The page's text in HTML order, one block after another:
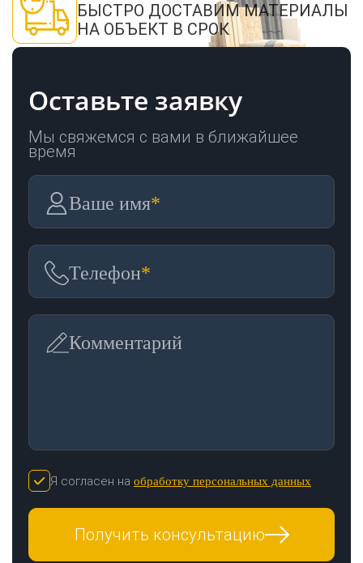
БЫСТРО ДОСТАВИМ МАТЕРИАЛЫ
НА ОБЪЕКТ В СРОК
Оставьте заявку
Мы свяжемся с вами в ближайшее
время
Ваше имя*
Телефон*
Комментарий
Я согласен на обработку персональных данных
Получить консультацию